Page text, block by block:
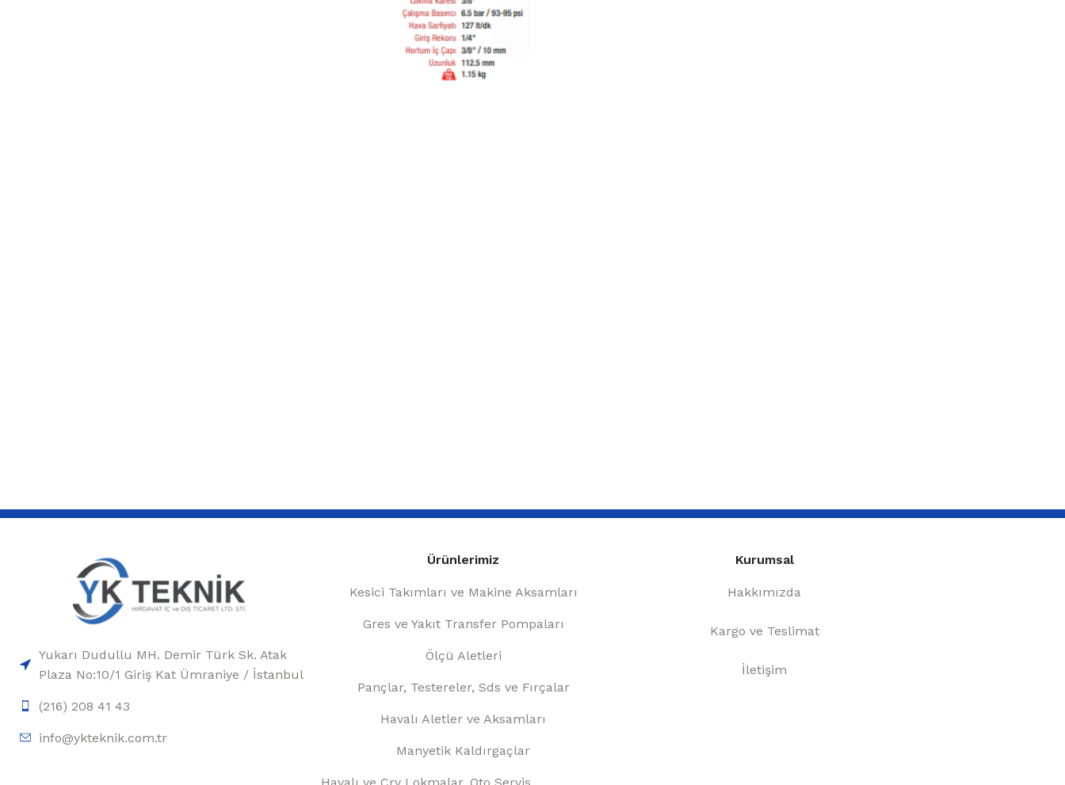
Yukarı Dudullu MH. Demir Türk Sk. Atak
Plaza No:10/1 Giriş Kat Ümraniye / İstanbul
(216) 208 41 43
info@ykteknik.com.tr
Ürünlerimiz
Kesici Takımları ve Makine Aksamları
Gres ve Yakıt Transfer Pompaları
Ölçü Aletleri
Pançlar, Testereler, Sds ve Fırçalar
Havalı Aletler ve Aksamları
Manyetik Kaldırgaçlar
Havalı ve Crv Lokmalar, Oto Servis
Kurumsal
Hakkımızda
Kargo ve Teslimat
İletişim